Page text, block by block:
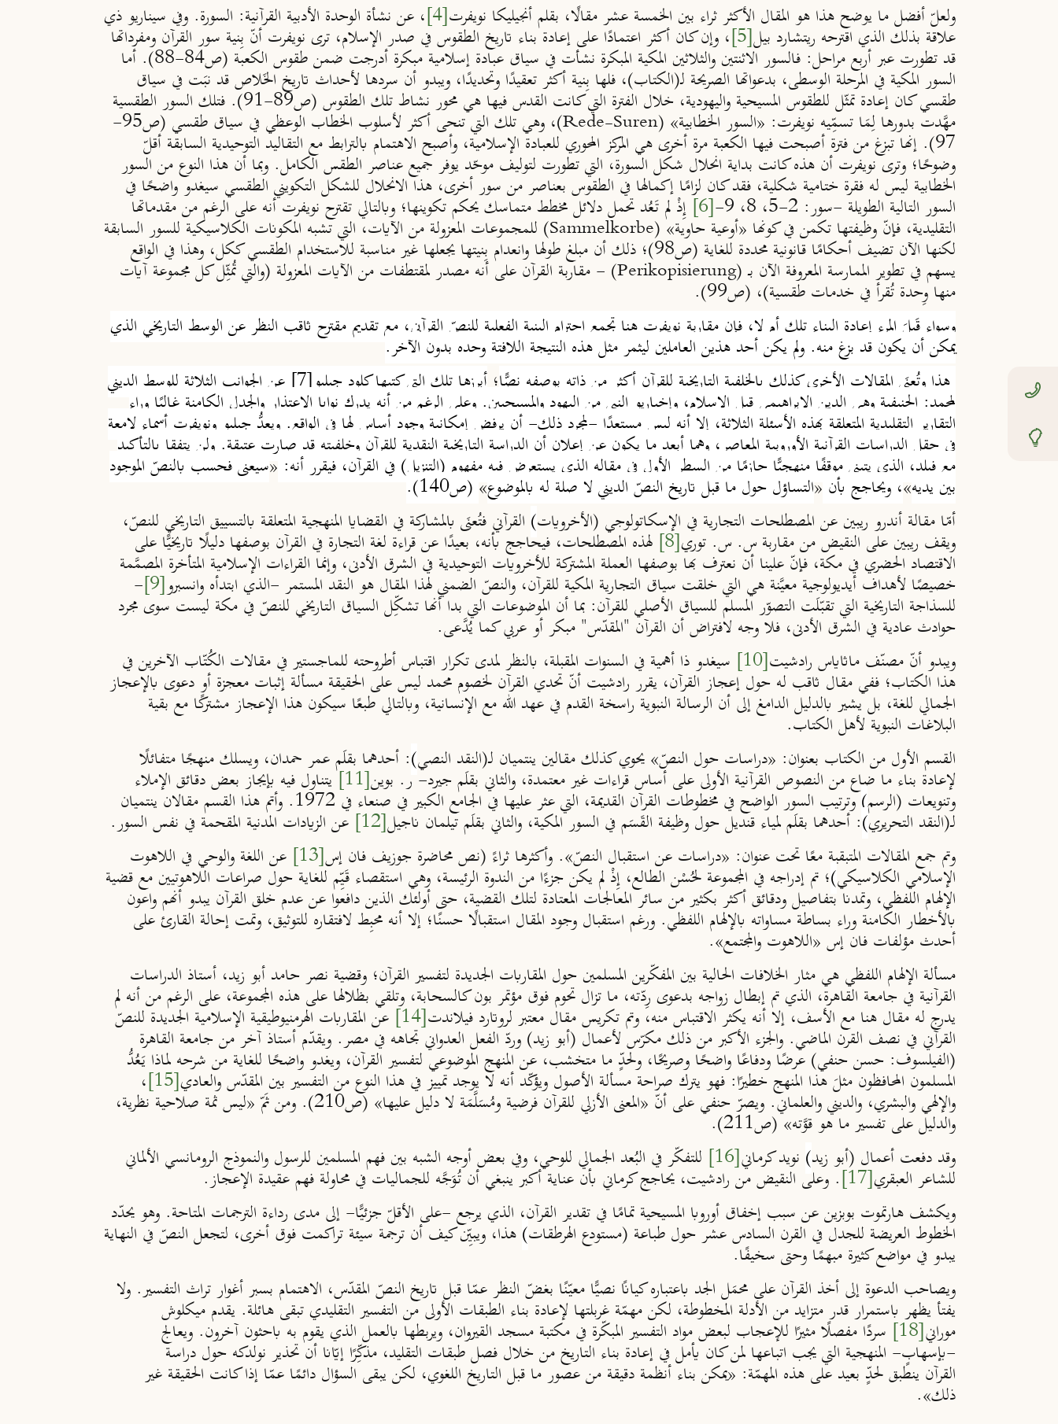
ولعلّ أفضل ما يوضح هذا هو المقال الأكثر ثراء بين الخمسة عشر مقالًا، بقلم أنجيليكا نويفرت[4] ، عن نشأة الوحدة الأدبية القرآنية: السورة. وفي سيناريو ذي
علاقة بذلك الذي اقترحه ريتشارد بيل[5] ، وإن كان أكثر اعتمادًا على إعادة بناء تاريخ الطقوس في صدر الإسلام، ترى نويفرت أنّ بِنية سور القرآن ومفرداتها
قد تطورت عبر أربع مراحل: فالسور الاثنتين والثلاثين المكية المبكرة نشأت في سياق عبادة إسلامية مبكرة أدرجت ضمن طقوس الكعبة (ص84-88). أما
السور المكية في المرحلة الوسطى، بدعواتها الصريحة لـ(الكتاب)، فلها بِنية أكثر تعقيدًا وتحديدًا، ويبدو أن سردها لأحداث تاريخ الخَلاص قد نبَت في سياق
طقسي كان إعادة تمثّل للطقوس المسيحية واليهودية، خلال الفترة التي كانت القدس فيها هي محور نشاط تلك الطقوس (ص89-91). فتلك السور الطقسية
مهَّدت بدورها لِمَا تسمِّيه نويفرت: «السور الخطابية» (Rede-Suren )، وهي تلك التي تنحى أكثر لأسلوب الخطاب الوعظي في سياق طقسي (ص95-
97). إنها تبزغ من فترة أصبحت فيها الكعبة مرة أخرى هي المركز المحوري للعبادة الإسلامية، وأصبح الاهتمام بالترابط مع التقاليد التوحيدية السابقة أقلّ
وضوحًا؛ وترى نويفرت أن هذه كانت بداية انحلال شكل السورة، التي تطورت لتوليف موحّد يوفر جميع عناصر الطقس الكامل. وبما أن هذا النوع من السور
الخطابية ليس له فقرة ختامية شكلية، فقد كان لزامًا إكمالها في الطقوس بعناصر من سور أخرى، هذا الانحلال للشكل التكويني الطقسي سيغدو واضحًا في
السور التالية الطويلة -سور: 2-5، 8، 9- [6] إِذْ لم تَعُد تحمل دلائل مخطط متماسك يحكم تكوينها؛ وبالتالي تقترح نويفرت أنه على الرغم من مقدماتها
التقليدية، فإنّ وظيفتها تكمن في كونها «أوعية حاوية» (Sammelkorbe
) للمجموعات المعزولة من الآيات، التي تشبه المكونات الكلاسيكية للسور السابقة
لكنها الآن تضيف أحكامًا قانونية محددة للغاية (ص98)؛ ذلك أن مبلغ طولها وانعدام بِنيتها يجعلها غير مناسبة للاستخدام الطقسي ككل، وهذا في الواقع
يسهم في تطوير الممارسة المعروفة الآن بــ (Perikopisierung) - مقاربة القرآن على أنه مصدر لمقتطفات من الآيات المعزولة (والتي تُمثِّل كل مجموعة آيات
منها وِحدة تُقرأ في خدمات طقسية)، (ص99).
وسواء قَبِلَ المرء إعادة البناء تلك أم لا، فإن مقاربة نويفرت هنا تجمع احترام البنية الفعلية للنصّ القرآني، مع تقديم مقترح ثاقب النظر عن الوسط التاريخي الذي
يمكن أن يكون قد بزغ منه. ولم يكن أحد هذين العاملين ليثمر مثل هذه النتيجة اللافتة وحده بدون الآخر.
هذا وتُعنَى المقالات الأخرى كذلك بالخلفية التاريخية للقرآن أكثر من ذاته بوصفه نصًّا؛ أبرزها تلك التي كتبها كلود جيليو[7] عن الجوانب الثلاثة للوسط الديني
لمحمد: الحنيفية وهي الدين الإبراهيمي قبل الإسلام، وإخباريو النبي من اليهود والمسيحيين. وعلى الرغم من أنه يدرك نوايا الاعتذار والجدل الكامنة غالبًا وراء
التقارير التقليدية المتعلقة بهذه الأسئلة الثلاثة، إلا أنه ليس مستعدًا -لمجرد ذلك- أن يرفض إمكانية وجود أساس لها في الواقع. ويعدُّ جيليو ونويفرت أسماء لامعة
في حقل الدراسات القرآنية الأوروبية المعاصر، وهما أبعد ما يكون عن إعلان أن الدراسة التاريخية النقدية للقرآن وخلفيته قد صارت عتيقة. ولن يتفقا بالتأكيد
مع فيلد، الذي يتبنى موقفًا منهجيًّا حازمًا مِن السطر الأول في مقاله الذي يستعرض فيه مفهوم (التنزيل) في القرآن، فيقرر أنه: «سيعنى فحسب بالنصّ الموجود
بين يديه»، ويحاجج بأن «التساؤل حول ما قبل تاريخ النصّ الديني لا صلة له بالموضوع» (ص140).
أمّا مقالة أندرو ريبين عن المصطلحات التجارية في الإسكاتولوجي (الأخرويات) القرآني فتُعنَى بالمشاركة في القضايا المنهجية المتعلقة بالتسييق التاريخي للنصّ،
ويقف ريبين على النقيض من مقاربة س. س. توري[8] لهذه المصطلحات، فيحاجج بأنه، بعيدًا عن قراءة لغة التجارة في القرآن بوصفها دليلًا تاريخيًّا على
الاقتصاد الحضري في مكة، فإنّ علينا أن نعترف بها بوصفها العملة المشتركة للأخرويات التوحيدية في الشرق الأدنى، وإنما القراءات الإسلامية المتأخرة المصمَّمة
خصيصًا لأهداف أيديولوجية معيَّنة هي التي خلقت سياق التجارية المكية للقرآن، والنصّ الضمني لهذا المقال هو النقد المستمر -الذي ابتدأه وانسبرو[9]
-
للسذاجة التاريخية التي تقبّلَت التصوّر المسلم للسياق الأصلي للقرآن: بما أن الموضوعات التي بدا أنها تشكِّل السياق التاريخي للنصّ في مكة ليست سوى مجرد
حوادث عادية في الشرق الأدنى، فلا وجه لافتراض أن القرآن "المقدّس" مبكر أو عربي كما يُدَّعى.
ويبدو أنّ مصنّف ماثاياس رادشيت[10] سيغدو ذا أهمية في السنوات المقبلة، بالنظر لمدى تكرار اقتباس أطروحته للماجستير في مقالات الكُتّاب الآخرين في
هذا الكتاب؛ ففي مقال ثاقب له حول إعجاز القرآن، يقرر رادشيت أنّ تحدي القرآن لخصوم محمد ليس على الحقيقة مسألة إثبات معجزة أو دعوى بالإعجاز
الجمالي للغة، بل يشير بالدليل الدامغ إلى أن الرسالة النبوية راسخة القدم في عهد الله مع الإنسانية، وبالتالي طبعًا سيكون هذا الإعجاز مشتركًا مع بقية
البلاغات النبوية لأهل الكتاب.
القسم الأول من الكتاب بعنوان: «دراسات حول النصّ» يحوي كذلك مقالين ينتميان لــ(النقد النصي): أحدهما بقلَم عمر حمدان، ويسلك منهجًا متفائلًا
لإعادة بناء ما ضاع من النصوص القرآنية الأولى على أساس قراءات غير معتمدة، والثاني بقلَم جيرد- ر. بوين[11] يتناول فيه بإيجاز بعض دقائق الإملاء
وتنويعات (الرسم) وترتيب السور الواضح في مخطوطات القرآن القديمة، التي عثر عليها في الجامع الكبير في صنعاء في 1972. وأتم هذا القسم مقالان ينتميان
لــ(النقد التحريري): أحدهما بقلَم لمياء قنديل حول وظيفة القَسَم في السور المكية، والثاني بقلَم تيلمان ناجيل[12]
عن الزيادات المدنية المقحمة في نفس السور.
وتم جمع المقالات المتبقية معًا تحت عنوان: «دراسات عن استقبال النصّ». وأكثرها ثراءً (نص محاضرة جوزيف فان إس[13] عن اللغة والوحي في اللاهوت
الإسلامي الكلاسيكي)؛ تم إدراجه في المجموعة لحُسْن الطالع، إِذْ لم يكن جزءًا من الندوة الرئيسة، وهي استقصاء قَيِّم للغاية حول صراعات اللاهوتيين مع قضية
الإلهام اللفظي، وتمدنا بتفاصيل ودقائق أكثر بكثير من سائر المعالجات المعتادة لتلك القضية، حتى أولئك الذين دافعوا عن عدم خلق القرآن يبدو أنهم واعون
بالأخطار الكامنة وراء بساطة مساواته بالإلهام اللفظي. ورغم استقبال وجود المقال استقبالًا حسنًا؛ إلا أنه محبِط لافتقاره للتوثيق، وتمت إحالة القارئ على
أحدث مؤلفات فان إس «اللاهوت والمجتمع».
مسألة الإلهام اللفظي هي مثار الخلافات الحالية بين المفكّرين المسلمين حول المقاربات الجديدة لتفسير القرآن؛ وقضية نصر حامد أبو زيد، أستاذ الدراسات
القرآنية في جامعة القاهرة، الذي تم إبطال زواجه بدعوى رِدّته، ما تزال تحوم فوق مؤتمر بون كالسحابة، وتلقي بظلالها على هذه المجموعة، على الرغم من أنه لم
يدرج له مقال هنا مع الأسف، إلا أنه يكثر الاقتباس منه، وتم تكريس مقال معتبر لروتارد فيلاندت[14] عن المقاربات الهرمنيوطيقية الإسلامية الجديدة للنصّ
القرآني في نصف القرن الماضي. والجزء الأكبر من ذلك مكرّس لأعمال (أبو زيد) وردّ الفعل العدواني تجاهه في مصر. ويقدّم أستاذ آخر من جامعة القاهرة
(الفيلسوف: حسن حنفي) عرضًا ودفاعًا واضحًا وصريحًا، ولحدٍّ ما متخشب، عن المنهج الموضوعي لتفسير القرآن، ويغدو واضحًا للغاية من شرحه لماذا يَعُدُّ
المسلمون المحافظون مثلَ هذا المنهج خطيرًا: فهو يترك صراحة مسألة الأصول ويؤكّد أنه لا يوجد تمييز في هذا النوع من التفسير بين المقدّس والعادي[15] ،
والإلهي والبشري، والديني والعلماني. ويصرّ حنفي على أنّ «المعنى الأزلي للقرآن فرضية ومُسَلَّمَة لا دليل عليها» (ص210). ومن ثَمّ «ليس ثمة صلاحية نظرية،
والدليل على تفسير ما هو قوَّته» (ص211).
وقد دفعت أعمال (أبو زيد) نويد كرماني[16] للتفكّر في البُعد الجمالي للوحي، وفي بعض أوجه الشبه بين فهم المسلمين للرسول والنموذج الرومانسي الألماني
للشاعر العبقري[17]
. وعلى النقيض من رادشيت، يحاجج كرماني بأن عناية أكبر ينبغي أن تُوَجَّه للجماليات في محاولة فهم عقيدة الإعجاز.
ويكشف هارتموت بوبزين عن سبب إخفاق أوروبا المسيحية تمامًا في تقدير القرآن، الذي يرجع -على الأقلّ جزئيًّا- إلى مدى رداءة الترجمات المتاحة. وهو يحدّد
الخطوط العريضة للجدل في القرن السادس عشر حول طباعة (مستودع الهرطقات) هذا، ويبيِّن كيف أن ترجمة سيئة تراكمت فوق أخرى، لتجعل النصّ في النهاية
يبدو في مواضع كثيرة مبهمًا وحتى سخيفًا.
ويصاحب الدعوة إلى أخذ القرآن على محمَل الجد باعتباره كيانًا نصيًّا معيّنًا بغضّ النظر عمّا قبل تاريخ النصّ المقدّس، الاهتمام بسبر أغوار تراث التفسير. ولا
يفتأ يظهر باستمرار قدر متزايد من الأدلة المخطوطة، لكن مهمّة غربلتها لإعادة بناء الطبقات الأولى من التفسير التقليدي تبقى هائلة. يقدم ميكلوش
موراني[18] سردًا مفصلًا مثيرًا للإعجاب لبعض مواد التفسير المبكّرة في مكتبة مسجد القيروان، ويربطها بالعمل الذي يقوم به باحثون آخرون. ويعالج
-بإسهابٍ- المنهجية التي يجب اتباعها لمن كان يأمل في إعادة بناء التاريخ من خلال فصل طبقات التقليد، مذكِّرًا إيّانا أن تحذير نولدكه حول دراسة
القرآن ينطبق لحدٍّ بعيد على هذه المهمّة: «يمكن بناء أنظمة دقيقة من عصور ما قبل التاريخ اللغوي، لكن يبقى السؤال دائمًا عمّا إذا كانت الحقيقة غير
ذلك».